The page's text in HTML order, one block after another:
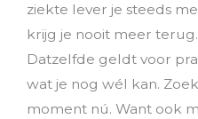
ziekte lever je steeds
krijg je nooit meer
Datzelfde geldt voor
wat je nog wél kan.
moment nú. Want ook